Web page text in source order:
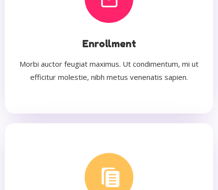
Enrollment
Morbi auctor feugiat maximus. Ut condimentum, mi ut
efficitur molestie, nibh metus venenatis sapien.